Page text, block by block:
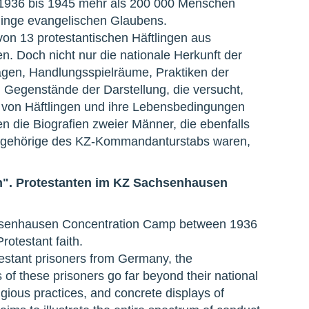
bis 1945 mehr als 200 000 Menschen
evangelischen Glaubens.
13 protestantischen Häftlingen aus
Doch nicht nur die nationale Herkunft der
Handlungsspielräume, Praktiken der
der Darstellung, die versucht,
Häftlingen und ihre Lebensbedingungen
die Biografien zweier Männer, die ebenfalls
des KZ-Kommandanturstabs waren,
Protestanten im KZ Sachsenhausen
Concentration Camp between 1936
faith.
prisoners from Germany, the
these prisoners go far beyond their national
practices, and concrete displays of